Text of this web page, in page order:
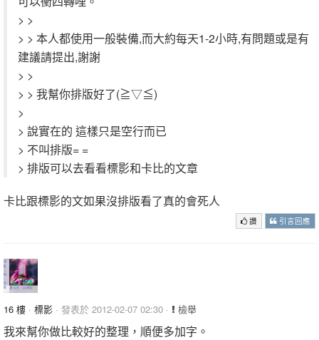
> >
> > 本人都使用一般裝備,而大約每天1-2小時,有問題或是有
建議請提出,謝謝
> >
> > 我幫你排版好了(≧▽≦)
>
> 說實在的 這樣只是空行而已
> 不叫排版= =
> 排版可以去看看標影和卡比的文章
卡比跟標影的文如果沒排版看了真的會死人
讚 引言回應
16 樓 · 標影 · 發表於 2012-02-07 02:30 · 檢舉
我來幫你做比較好的整理，順便多加字。